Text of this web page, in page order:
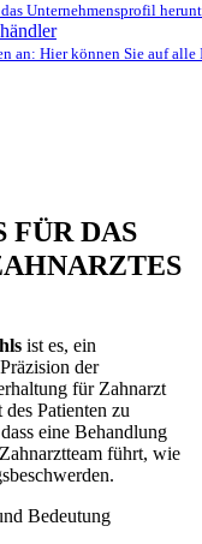
Unternehmensprofil
an: Hier können Sie auf
FÜR DAS
ist es, ein
der
für Zahnarzt
Patienten zu
eine Behandlung
führt, wie
Bedeutung